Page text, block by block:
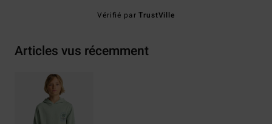
Vérifié parTrustVille
Articles vus récemment